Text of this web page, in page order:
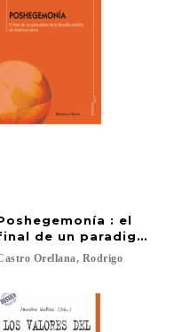
y concejalas en la
: el
de un paradigma
Orellana, Rodrigo